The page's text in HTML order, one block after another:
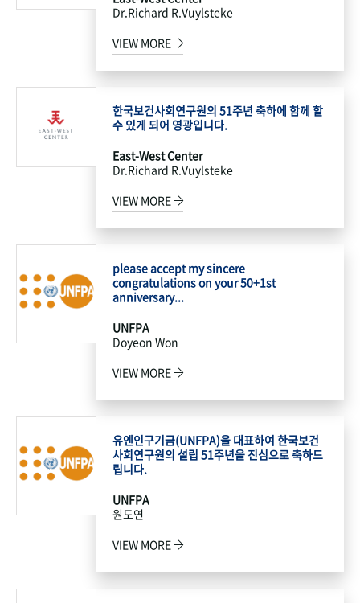
Dr.Richard R.Vuylsteke
VIEW MORE
한국보건사회연구원의 51주년 축하에 함께 할
수 있게 되어 영광입니다.
East-West Center
Dr.Richard R.Vuylsteke
VIEW MORE
please accept my sincere
congratulations on your 50+1st
anniversary...
UNFPA
Doyeon Won
VIEW MORE
유엔인구기금(UNFPA)을 대표하여 한국보건
사회연구원의 설립 51주년을 진심으로 축하드
립니다.
UNFPA
원도연
VIEW MORE